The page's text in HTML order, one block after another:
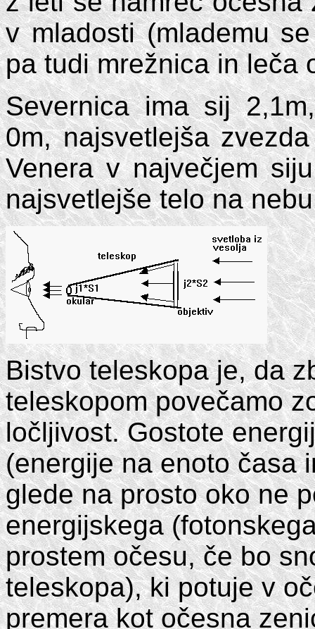
v mladosti (mlademu
pa tudi mrežnica in leča
Severnica ima sij
0m, najsvetlejša
Venera v največjem
najsvetlejše telo na
Bistvo teleskopa je, da
teleskopom povečamo
ločljivost. Gostote
(energije na enoto časa
glede na prosto oko ne
energijskega
prostem očesu, če bo
teleskopa), ki potuje v
premera kot očesna